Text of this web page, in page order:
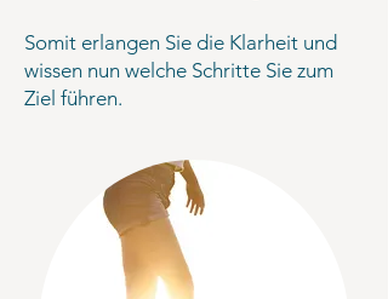
Somit erlangen Sie die Klarheit und
wissen nun welche Schritte Sie zum
Ziel führen.